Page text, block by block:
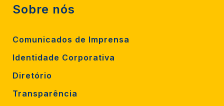
Sobre nós
Comunicados de Imprensa
Identidade Corporativa
Diretório
Transparência